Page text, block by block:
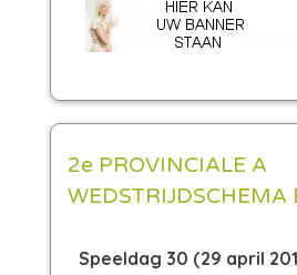
2e PROVINCIALE A
WEDSTRIJDSCHEMA
Speeldag 30 (29 april